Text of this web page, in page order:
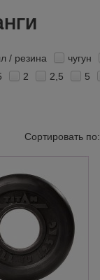
/ резина чугун
2 2,5 5
Сортировать по: